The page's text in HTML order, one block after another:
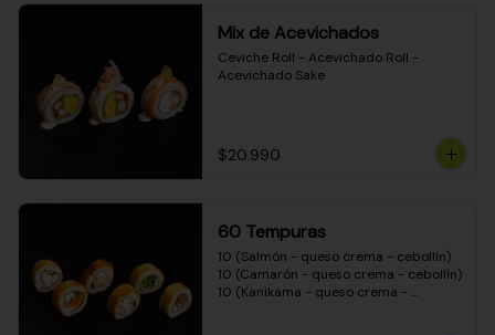
Mix de Acevichados
Ceviche Roll - Acevichado Roll -
Acevichado Sake
$20.990
60 Tempuras
10 (Salmón - queso crema - cebollín)
10 (Camarón - queso crema - cebollín)
10 (Kanikama - queso crema -